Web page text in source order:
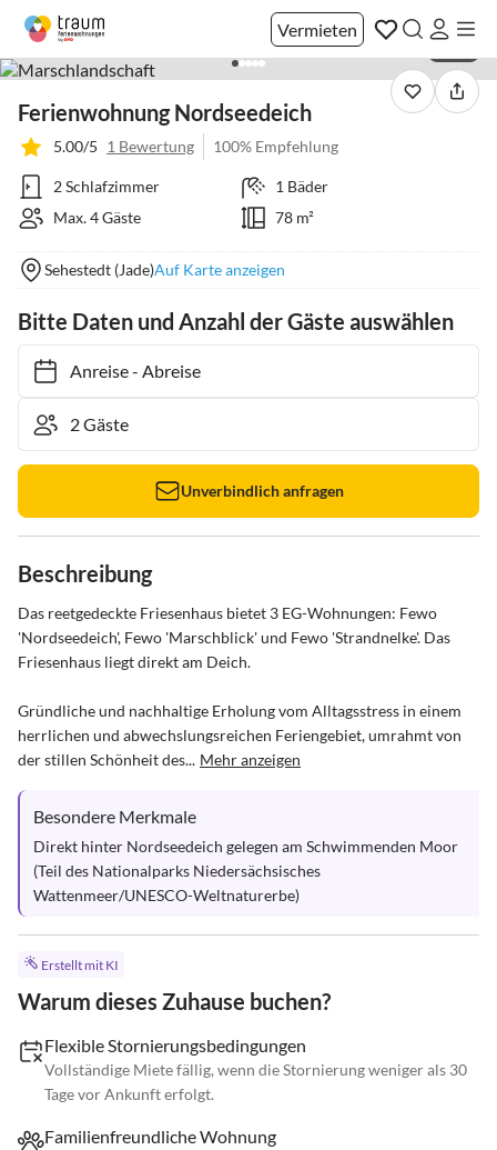
Vermieten
Ferienwohnung Nordseedeich
5.00/5 1 Bewertung 100% Empfehlung
2 Schlafzimmer
1 Bäder
Max. 4 Gäste
78 m²
Sehestedt (Jade)Auf Karte anzeigen
Bitte Daten und Anzahl der Gäste auswählen
Anreise- Abreise
Unverbindlich anfragen
Beschreibung
Das reetgedeckte Friesenhaus bietet 3 EG-Wohnungen: Fewo
'Nordseedeich', Fewo 'Marschblick' und Fewo 'Strandnelke'. Das
Friesenhaus liegt direkt am Deich.
Gründliche und nachhaltige Erholung vom Alltagsstress in einem
herrlichen und abwechslungsreichen Feriengebiet, umrahmt von
der stillen Schönheit des... Mehr anzeigen
Besondere Merkmale
Direkt hinter Nordseedeich gelegen am Schwimmenden Moor
(Teil des Nationalparks Niedersächsisches
Wattenmeer/UNESCO-Weltnaturerbe)
Erstellt mit KI
Warum dieses Zuhause buchen?
Flexible Stornierungsbedingungen
Vollständige Miete fällig, wenn die Stornierung weniger als 30
Tage vor Ankunft erfolgt.
Familienfreundliche Wohnung